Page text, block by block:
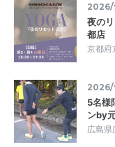
2026/
夜の
都店
京都府
2026/
5名様
ンby
広島県